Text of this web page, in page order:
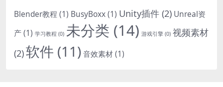
Blender教程 (1) BusyBoxx(1) Unity插件 (2) Unreal资
产(1) 学习教程 (0) 未分类 (14) 游戏引擎 (0) 视频素材
(2)软件 (11)音效素材(1)